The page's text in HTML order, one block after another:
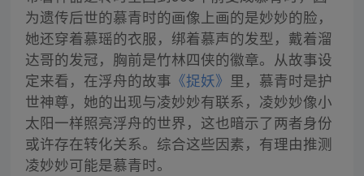
为遗传后世的慕青时的画像上画的是妙妙的脸，
她还穿着慕瑶的衣服，绑着慕声的发型，戴着溜
达哥的发冠，胸前是竹林四侠的徽章。从故事设
定来看，在浮舟的故事 《捉妖》 里，慕青时是护
世神尊，她的出现与凌妙妙有联系，凌妙妙像小
太阳一样照亮浮舟的世界，这也暗示了两者身份
或许存在转化关系。综合这些因素，有理由推测
凌妙妙可能是慕青时。